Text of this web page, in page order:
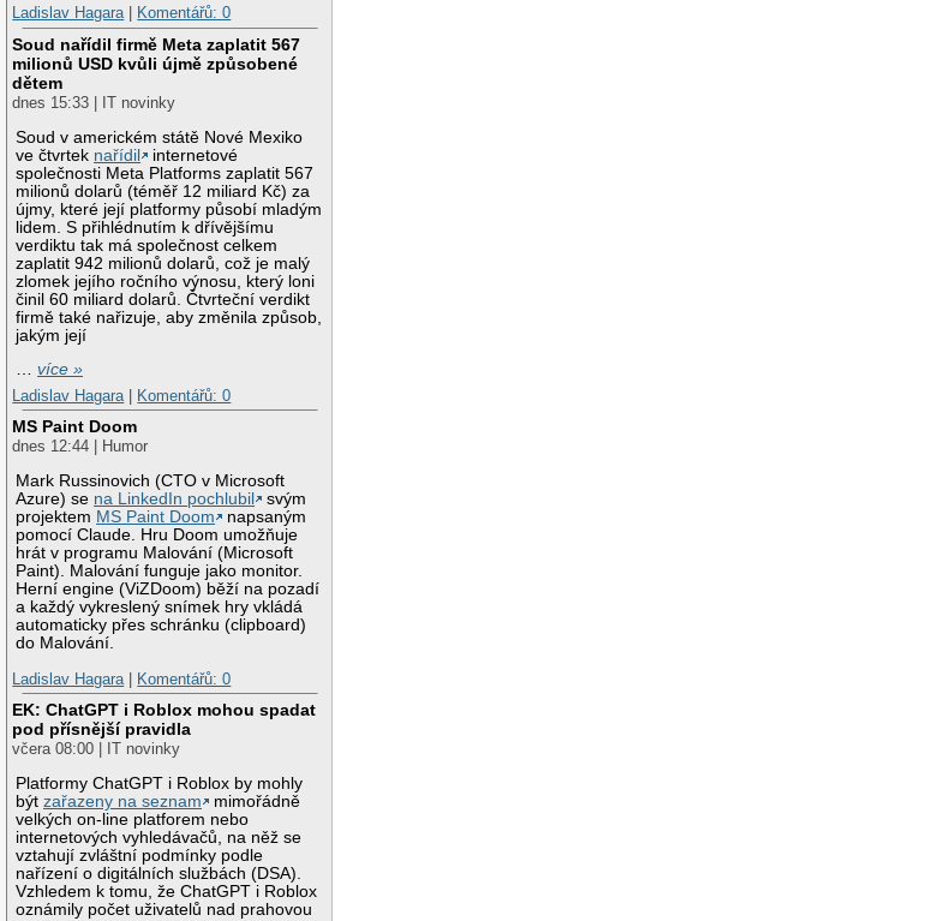
Ladislav Hagara| Komentářů: 0
Soud nařídil firmě Meta zaplatit 567
milionů USD kvůli újmě způsobené
dětem
dnes 15:33 | IT novinky
Soud v americkém státě Nové Mexiko
ve čtvrtek nařídil
internetové
společnosti Meta Platforms zaplatit 567
milionů dolarů (téměř 12 miliard Kč) za
újmy, které její platformy působí mladým
lidem. S přihlédnutím k dřívějšímu
verdiktu tak má společnost celkem
zaplatit 942 milionů dolarů, což je malý
zlomek jejího ročního výnosu, který loni
činil 60 miliard dolarů. Čtvrteční verdikt
firmě také nařizuje, aby změnila způsob,
jakým její
…více »
Ladislav Hagara
Komentářů: 0
MS Paint Doom
dnes 12:44 | Humor
Mark Russinovich (CTO v Microsoft
Azure) se na LinkedIn pochlubil
svým
projektem MS Paint Doom
napsaným
pomocí Claude. Hru Doom umožňuje
hrát v programu Malování (Microsoft
Paint). Malování funguje jako monitor.
Herní engine (ViZDoom) běží na pozadí
a každý vykreslený snímek hry vkládá
automaticky přes schránku (clipboard)
do Malování.
Ladislav Hagara
Komentářů: 0
EK: ChatGPT i Roblox mohou spadat
pod přísnější pravidla
včera 08:00 | IT novinky
Platformy ChatGPT i Roblox by mohly
býtzařazeny na seznam
mimořádně
velkých on-line platforem nebo
internetových vyhledávačů, na něž se
vztahují zvláštní podmínky podle
nařízení o digitálních službách (DSA).
Vzhledem k tomu, že ChatGPT i Roblox
oznámily počet uživatelů nad prahovou